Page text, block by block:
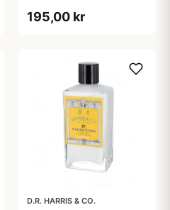
ml)
195,00 kr
D.R. HARRIS & CO.